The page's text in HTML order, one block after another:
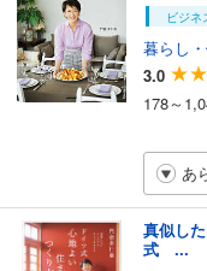
ビジネ
暮らし
3.0
178～
あ
真似し
式 ...